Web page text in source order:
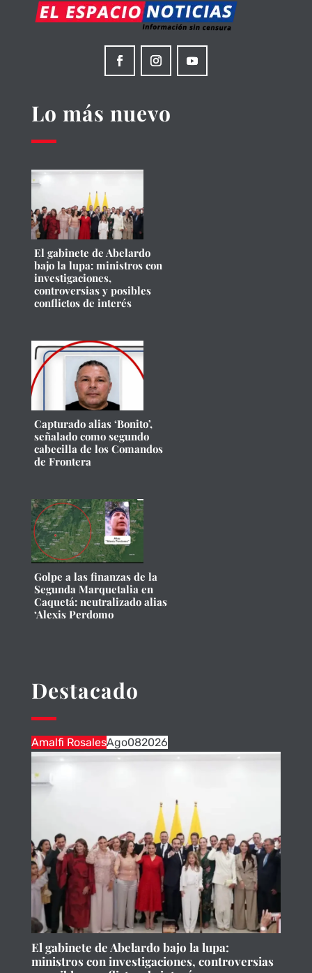
Lo más nuevo
El gabinete de Abelardo
bajo la lupa: ministros con
investigaciones,
controversias y posibles
conflictos de interés
Capturado alias ‘Bonito’,
señalado como segundo
cabecilla de los Comandos
de Frontera
Golpe a las finanzas de la
Segunda Marquetalia en
Caquetá: neutralizado alias
‘Alexis Perdomo
Destacado
Amalfi RosalesAgo082026
El gabinete de Abelardo bajo la lupa:
ministros con investigaciones, controversias